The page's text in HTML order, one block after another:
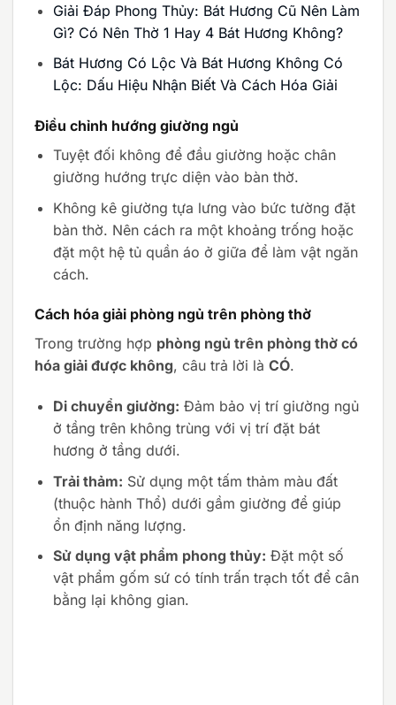
Giải Đáp Phong Thủy: Bát Hương Cũ Nên Làm
Gì? Có Nên Thờ 1 Hay 4 Bát Hương Không?
Bát Hương Có Lộc Và Bát Hương Không Có
Lộc: Dấu Hiệu Nhận Biết Và Cách Hóa Giải
Điều chỉnh hướng giường ngủ
Tuyệt đối không để đầu giường hoặc chân
giường hướng trực diện vào bàn thờ.
Không kê giường tựa lưng vào bức tường đặt
bàn thờ. Nên cách ra một khoảng trống hoặc
đặt một hệ tủ quần áo ở giữa để làm vật ngăn
cách.
Cách hóa giải phòng ngủ trên phòng thờ
Trong trường hợp phòng ngủ trên phòng thờ có
hóa giải được không, câu trả lời là CÓ.
Di chuyển giường: Đảm bảo vị trí giường ngủ
ở tầng trên không trùng với vị trí đặt bát
hương ở tầng dưới.
Trải thảm: Sử dụng một tấm thảm màu đất
(thuộc hành Thổ) dưới gầm giường để giúp
ổn định năng lượng.
Sử dụng vật phẩm phong thủy: Đặt một số
vật phẩm gốm sứ có tính trấn trạch tốt để cân
bằng lại không gian.